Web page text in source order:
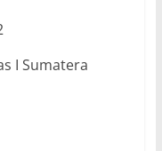
I Sumatera